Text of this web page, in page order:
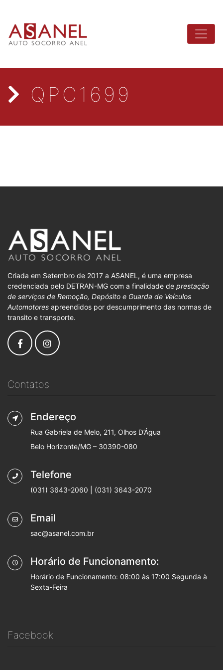
QPC1699
Criada em Setembro de 2017 a ASANEL, é uma empresa
credenciada pelo DETRAN-MG com a finalidade de prestação
de serviços de Remoção, Depósito e Guarda de Veículos
Automotores apreendidos por descumprimento das normas de
transito e transporte.
Contatos
Endereço
Rua Gabriela de Melo, 211, Olhos D’Água
Belo Horizonte/MG – 30390-080
Telefone
(031) 3643-2060 | (031) 3643-2070
Email
sac@asanel.com.br
Horário de Funcionamento:
Horário de Funcionamento: 08:00 às 17:00 Segunda à
Sexta-Feira
Facebook